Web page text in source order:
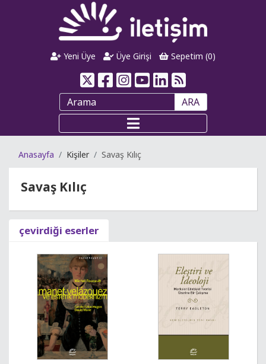
Yeni Üye Üye Girişi Sepetim (0)
ARA
Anasayfa Kişiler Savaş Kılıç
Savaş Kılıç
çevirdiği eserler